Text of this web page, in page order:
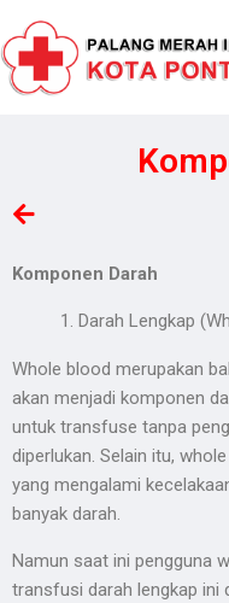
Komponen Darah
Darah Lengkap
Whole blood merupakan
akan menjadi komponen
untuk transfuse tanpa
diperlukan. Selain itu,
yang mengalami
banyak darah.
Namun saat ini pengguna
transfusi darah lengkap ini